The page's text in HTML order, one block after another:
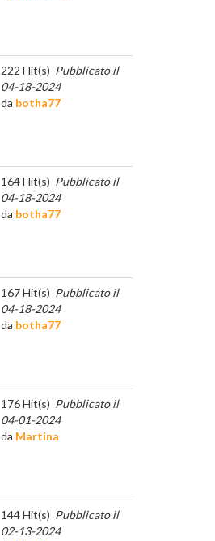
222 Hit(s) Pubblicato il
04-18-2024
da botha77
164 Hit(s) Pubblicato il
04-18-2024
da botha77
167 Hit(s) Pubblicato il
04-18-2024
da botha77
176 Hit(s) Pubblicato il
04-01-2024
da Martina
144 Hit(s) Pubblicato il
02-13-2024